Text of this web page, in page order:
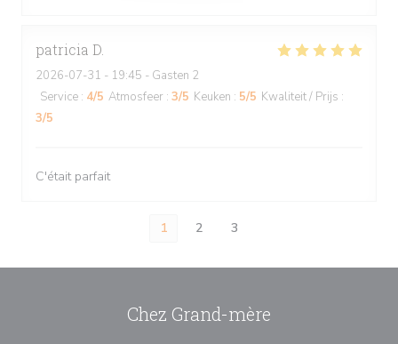
patricia D
2026-07-31 - 19:45 - Gasten 2
Service : 4/5 Atmosfeer : 3/5 Keuken : 5/5 Kwaliteit / Prijs :
3/5
C'était parfait
1 2 3
Chez Grand-mère